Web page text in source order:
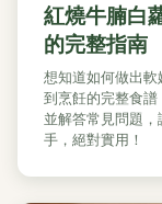
紅燒牛腩白
的完整指南
想知道如何做出
到烹飪的完整食譜
並解答常見問題
手，絕對實用！